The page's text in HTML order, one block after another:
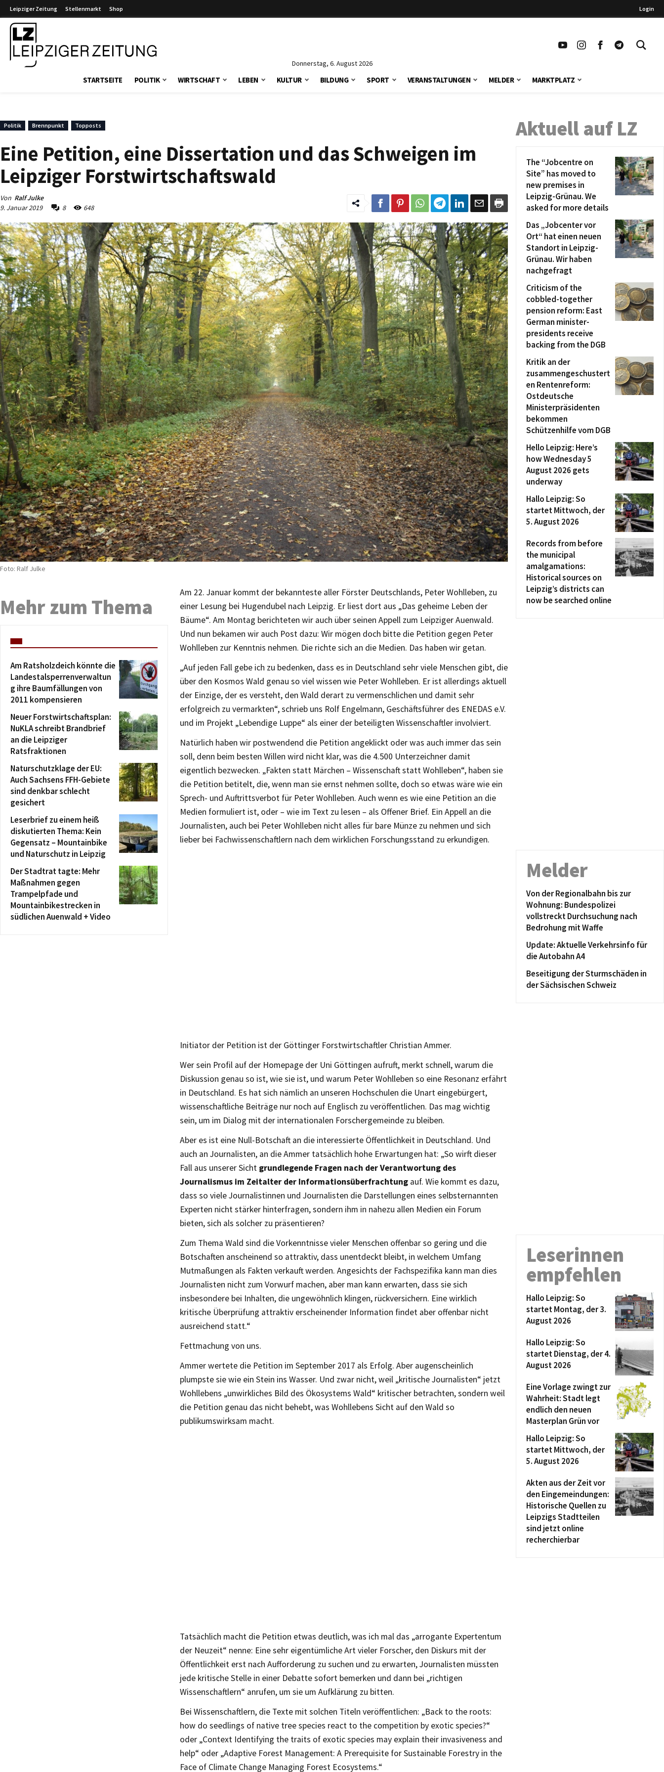
Leipziger Zeitung Stellenmarkt Shop Login
Donnerstag, 6. August 2026
STARTSEITE POLITIK WIRTSCHAFT LEBEN KULTUR BILDUNG SPORT VERANSTALTUNGEN MELDER MARKTPLATZ
Politik Brennpunkt Topposts
Eine Petition, eine Dissertation und das Schweigen im
Leipziger Forstwirtschaftswald
Von Ralf Julke
9. Januar 2019
8 648
Foto: Ralf Julke
Am 22. Januar kommt der bekannteste aller Förster Deutschlands, Peter Wohlleben, zu
einer Lesung bei Hugendubel nach Leipzig. Er liest dort aus „Das geheime Leben der
Bäume“. Am Montag berichteten wir auch über seinen Appell zum Leipziger Auenwald.
Und nun bekamen wir auch Post dazu: Wir mögen doch bitte die Petition gegen Peter
Wohlleben zur Kenntnis nehmen. Die richte sich an die Medien. Das haben wir getan.
„Auf jeden Fall gebe ich zu bedenken, dass es in Deutschland sehr viele Menschen gibt, die
über den Kosmos Wald genau so viel wissen wie Peter Wohlleben. Er ist allerdings aktuell
der Einzige, der es versteht, den Wald derart zu vermenschlichen und damit sehr
erfolgreich zu vermarkten“, schrieb uns Rolf Engelmann, Geschäftsführer des ENEDAS e.V.
und im Projekt „Lebendige Luppe“ als einer der beteiligten Wissenschaftler involviert.
Natürlich haben wir postwendend die Petition angeklickt oder was auch immer das sein
soll, denn beim besten Willen wird nicht klar, was die 4.500 Unterzeichner damit
eigentlich bezwecken. „Fakten statt Märchen – Wissenschaft statt Wohlleben“, haben sie
die Petition betitelt, die, wenn man sie ernst nehmen sollte, doch so etwas wäre wie ein
Sprech- und Auftrittsverbot für Peter Wohlleben. Auch wenn es wie eine Petition an die
Medien formuliert ist, oder – wie im Text zu lesen – als Offener Brief. Ein Appell an die
Journalisten, auch bei Peter Wohlleben nicht alles für bare Münze zu nehmen und sich
lieber bei Fachwissenschaftlern nach dem wirklichen Forschungsstand zu erkundigen.
Initiator der Petition ist der Göttinger Forstwirtschaftler Christian Ammer.
Wer sein Profil auf der Homepage der Uni Göttingen aufruft, merkt schnell, warum die
Diskussion genau so ist, wie sie ist, und warum Peter Wohlleben so eine Resonanz erfährt
in Deutschland. Es hat sich nämlich an unseren Hochschulen die Unart eingebürgert,
wissenschaftliche Beiträge nur noch auf Englisch zu veröffentlichen. Das mag wichtig
sein, um im Dialog mit der internationalen Forschergemeinde zu bleiben.
Aber es ist eine Null-Botschaft an die interessierte Öffentlichkeit in Deutschland. Und
auch an Journalisten, an die Ammer tatsächlich hohe Erwartungen hat: „So wirft dieser
Fall aus unserer Sicht grundlegende Fragen nach der Verantwortung des
Journalismus im Zeitalter der Informationsüberfrachtung auf. Wie kommt es dazu,
dass so viele Journalistinnen und Journalisten die Darstellungen eines selbsternannten
Experten nicht stärker hinterfragen, sondern ihm in nahezu allen Medien ein Forum
bieten, sich als solcher zu präsentieren?
Zum Thema Wald sind die Vorkenntnisse vieler Menschen offenbar so gering und die
Botschaften anscheinend so attraktiv, dass unentdeckt bleibt, in welchem Umfang
Mutmaßungen als Fakten verkauft werden. Angesichts der Fachspezifika kann man dies
Journalisten nicht zum Vorwurf machen, aber man kann erwarten, dass sie sich
insbesondere bei Inhalten, die ungewöhnlich klingen, rückversichern. Eine wirklich
kritische Überprüfung attraktiv erscheinender Information findet aber offenbar nicht
ausreichend statt.“
Fettmachung von uns.
Ammer wertete die Petition im September 2017 als Erfolg. Aber augenscheinlich
plumpste sie wie ein Stein ins Wasser. Und zwar nicht, weil „kritische Journalisten“ jetzt
Wohllebens „unwirkliches Bild des Ökosystems Wald“ kritischer betrachten, sondern weil
die Petition genau das nicht behebt, was Wohllebens Sicht auf den Wald so
publikumswirksam macht.
Tatsächlich macht die Petition etwas deutlich, was ich mal das „arrogante Expertentum
der Neuzeit“ nenne: Eine sehr eigentümliche Art vieler Forscher, den Diskurs mit der
Öffentlichkeit erst nach Aufforderung zu suchen und zu erwarten, Journalisten müssten
jede kritische Stelle in einer Debatte sofort bemerken und dann bei „richtigen
Wissenschaftlern“ anrufen, um sie um Aufklärung zu bitten.
Bei Wissenschaftlern, die Texte mit solchen Titeln veröffentlichen: „Back to the roots:
how do seedlings of native tree species react to the competition by exotic species?“
oder „Context Identifying the traits of exotic species may explain their invasiveness and
help“ oder „Adaptive Forest Management: A Prerequisite for Sustainable Forestry in the
Face of Climate Change Managing Forest Ecosystems.“
Mehr zum Thema
Am Ratsholzdeich könnte die
Landestalsperrenverwaltun
g ihre Baumfällungen von
2011 kompensieren
Neuer Forstwirtschaftsplan:
NuKLA schreibt Brandbrief
an die Leipziger
Ratsfraktionen
Naturschutzklage der EU:
Auch Sachsens FFH-Gebiete
sind denkbar schlecht
gesichert
Leserbrief zu einem heiß
diskutierten Thema: Kein
Gegensatz – Mountainbike
und Naturschutz in Leipzig
Der Stadtrat tagte: Mehr
Maßnahmen gegen
Trampelpfade und
Mountainbikestrecken in
südlichen Auenwald + Video
Aktuell auf LZ
The “Jobcentre on
Site” has moved to
new premises in
Leipzig-Grünau. We
asked for more details
Das „Jobcenter vor
Ort“ hat einen neuen
Standort in Leipzig-
Grünau. Wir haben
nachgefragt
Criticism of the
cobbled-together
pension reform: East
German minister-
presidents receive
backing from the DGB
Kritik an der
zusammengeschustert
en Rentenreform:
Ostdeutsche
Ministerpräsidenten
bekommen
Schützenhilfe vom DGB
Hello Leipzig: Here’s
how Wednesday 5
August 2026 gets
underway
Hallo Leipzig: So
startet Mittwoch, der
5. August 2026
Records from before
the municipal
amalgamations:
Historical sources on
Leipzig’s districts can
now be searched online
Melder
Von der Regionalbahn bis zur
Wohnung: Bundespolizei
vollstreckt Durchsuchung nach
Bedrohung mit Waffe
Update: Aktuelle Verkehrsinfo für
die Autobahn A4
Beseitigung der Sturmschäden in
der Sächsischen Schweiz
Leserinnen
empfehlen
Hallo Leipzig: So
startet Montag, der 3.
August 2026
Hallo Leipzig: So
startet Dienstag, der 4.
August 2026
Eine Vorlage zwingt zur
Wahrheit: Stadt legt
endlich den neuen
Masterplan Grün vor
Hallo Leipzig: So
startet Mittwoch, der
5. August 2026
Akten aus der Zeit vor
den Eingemeindungen:
Historische Quellen zu
Leipzigs Stadtteilen
sind jetzt online
recherchierbar